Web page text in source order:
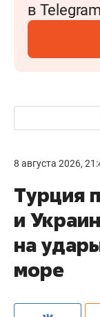
в Telegram
8 августа 2026,
Турция
и
на
море